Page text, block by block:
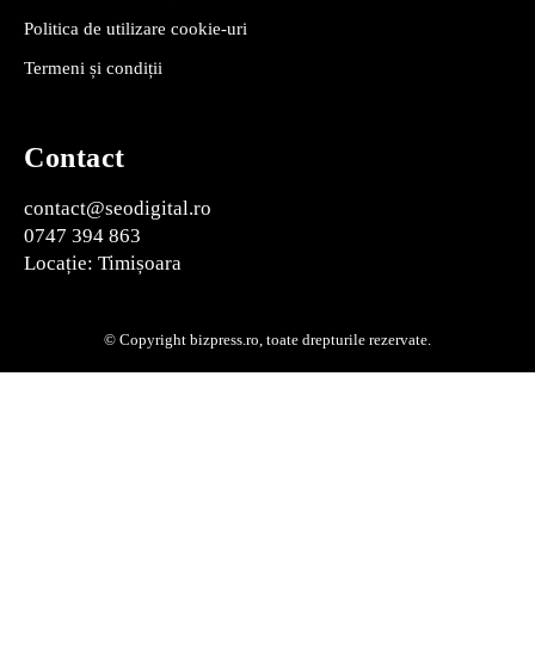
Politica de utilizare cookie-uri
Termeni și condiții
Contact
contact@seodigital.ro
0747 394 863
Locație: Timișoara
© Copyright bizpress.ro, toate drepturile rezervate.